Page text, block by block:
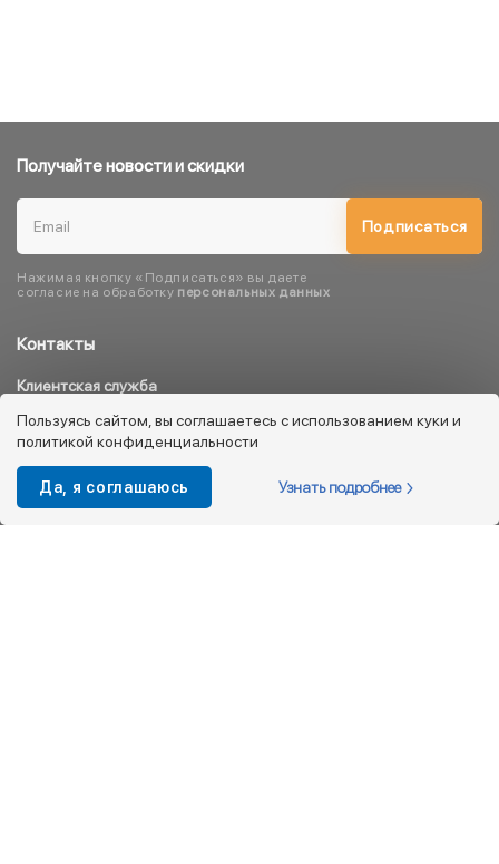
Контакты
Клиентская служба
8 800 333 08 45
info@kotofey.ru
Магазины в Москва (50)
Получайте новости и скидки
Подписаться
Нажимая кнопку «Подписаться» вы даете
согласие на обработку персональных данных
Пользуясь сайтом, вы соглашаетесь с использованием куки и
политикой конфиденциальности
Да, я соглашаюсь Узнать подробнее